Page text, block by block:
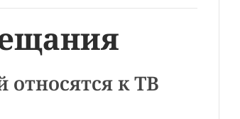
к ТВ